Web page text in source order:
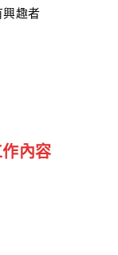
趣者
內容